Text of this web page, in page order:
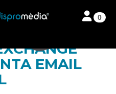
Toggle
0
EMAIL